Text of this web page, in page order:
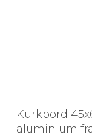
Kurkbord
aluminium